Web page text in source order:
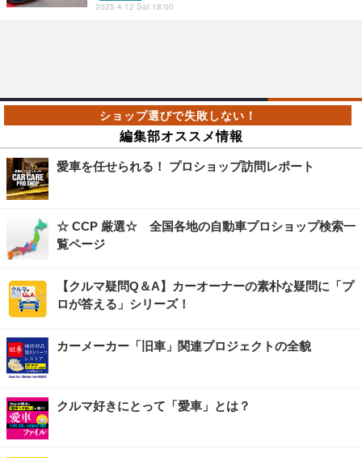
2025.4.12 Sat 18:00
編集部オススメ情報
愛車を任せられる！ プロショップ訪問レポート
☆ CCP 厳選☆ 全国各地の自動車プロショップ検索一
覧ページ
【クルマ疑問Q＆A】カーオーナーの素朴な疑問に「プ
ロが答える」シリーズ！
カーメーカー「旧車」関連プロジェクトの全貌
クルマ好きにとって「愛車」とは？